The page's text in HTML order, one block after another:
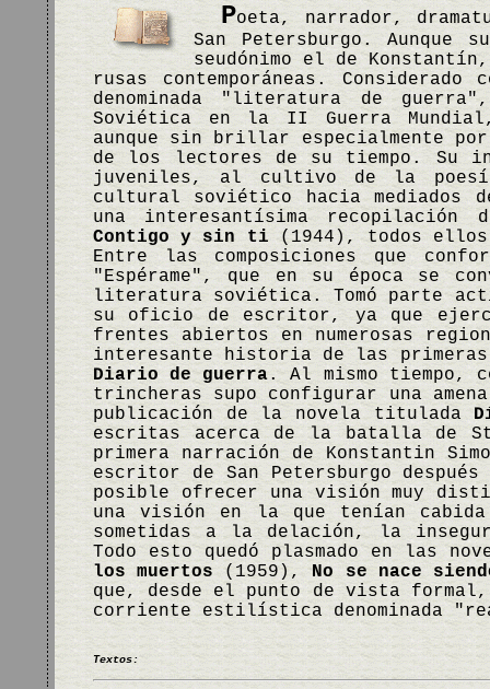
Poeta, narrador,
San Petersburgo. Aunque
seudónimo el de
rusas contemporáneas.
denominada "literatura de
Soviética en la II Guerra
aunque sin brillar especialmente
de los lectores de su tiempo. Su
juveniles, al cultivo de la
cultural soviético hacia mediados
una interesantísima
Contigo y sin ti (1944), todos ellos
Entre las composiciones que
"Espérame", que en su época se
literatura soviética. Tomó parte
su oficio de escritor, ya que
frentes abiertos en numerosas
interesante historia de las
Diario de guerra. Al mismo tiempo,
trincheras supo configurar una
publicación de la novela titulada
escritas acerca de la batalla de
primera narración de Konstantin
escritor de San Petersburgo
posible ofrecer una visión muy
una visión en la que tenían
sometidas a la delación, la
Todo esto quedó plasmado en las
los muertos (1959),No se nace
que, desde el punto de vista
corriente estilística denominada
Textos: